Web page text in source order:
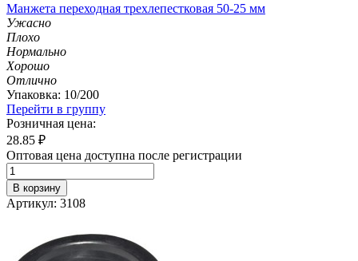
Манжета переходная трехлепестковая 50-25 мм
Ужасно
Плохо
Нормально
Хорошо
Отлично
Упаковка: 10/200
Перейти в группу
Розничная цена:
28.85 ₽
Оптовая цена доступна после регистрации
В корзину
Артикул: 3108